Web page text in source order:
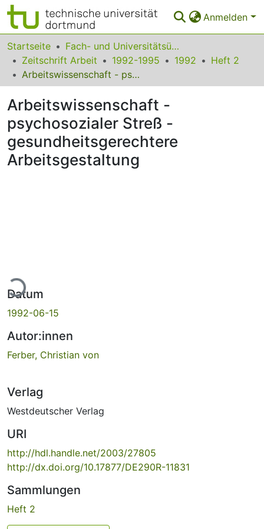
Anmelden
Bereiche & Sammlungen
Das gesamte Repositorium
Leitlinien
Zurück zur Startseite
Startseite
Fach- und Universitätsübergreifendes
Zeitschrift Arbeit
1992-1995 1992
Heft 2
Arbeitswissenschaft - psychosozialer Streß - gesundheitsgerechtere Arbeitsgestaltung
Arbeitswissenschaft -
psychosozialer Streß -
gesundheitsgerechtere
Arbeitsgestaltung
Datum
1992-06-15
Autor:innen
Ferber, Christian von
Verlag
Westdeutscher Verlag
URI
http://hdl.handle.net/2003/27805
http://dx.doi.org/10.17877/DE290R-11831
Sammlungen
Heft 2